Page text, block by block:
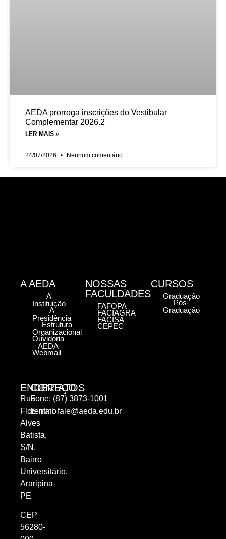
AEDA prorroga inscrições do Vestibular
Complementar 2026.2
LER MAIS »
24/07/2026 Nenhum comentário
ENDEREÇO
Rua
Florentino
Alves
Batista,
S/N,
Bairro
Universitário,
Araripina-
PE
CEP
56280-
CONTATOS
Fone: (87) 3873-1001
E-mail:fale@aeda.edu.br
A AEDA
A
Instituição
A
Presidência
Estrutura
Organizacional
Ouvidoria
AEDA
Webmail
NOSSAS
FACULDADES
FAFOPA
FACIAGRA
FACISA
CEPEC
CURSOS
Graduação
Pós-
Graduação